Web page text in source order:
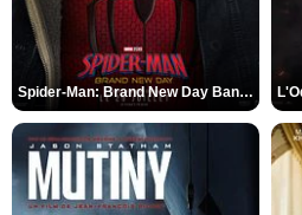
Spider-Man: Brand New Day Bande-annonce VO STFR